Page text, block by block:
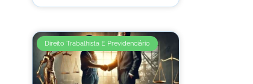
Direito Trabalhista E Previdenciário